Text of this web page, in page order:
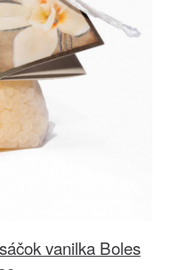
vanilka Boles